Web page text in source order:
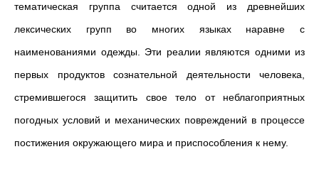
тематическая группа считается одной из древнейших
лексических групп во многих языках наравне с
наименованиями одежды. Эти реалии являются одними из
первых продуктов сознательной деятельности человека,
стремившегося защитить свое тело от неблагоприятных
погодных условий и механических повреждений в процессе
постижения окружающего мира и приспособления к нему.